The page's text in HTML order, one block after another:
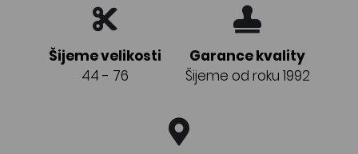
Šijeme velikosti
44 - 76
Garance kvality
Šijeme od roku 1992